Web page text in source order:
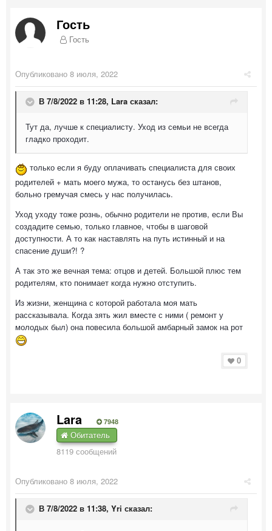
Гость
Гость
Опубликовано 8 июля, 2022
В 7/8/2022 в 11:28, Lara сказал:
Тут да, лучше к специалисту. Уход из семьи не всегда
гладко проходит.
только если я буду оплачивать специалиста для своих
родителей + мать моего мужа, то останусь без штанов,
больно гремучая смесь у нас получилась.
Уход уходу тоже рознь, обычно родители не против, если Вы
создадите семью, только главное, чтобы в шаговой
доступности. А то как наставлять на путь истинный и на
спасение души?! ?
А так это же вечная тема: отцов и детей. Большой плюс тем
родителям, кто понимает когда нужно отступить.
Из жизни, женщина с которой работала моя мать
рассказывала. Когда зять жил вместе с ними ( ремонт у
молодых был) она повесила большой амбарный замок на рот
0
Lara 7948
Обитатель
8119 сообщений
Опубликовано 8 июля, 2022
В 7/8/2022 в 11:38, Yri сказал: